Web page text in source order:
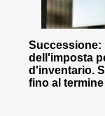
Successione:
dell'imposta
d'inventario.
fino al